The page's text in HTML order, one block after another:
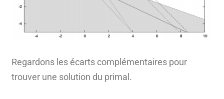
Regardons les écarts complémentaires pour
trouver une solution du primal.